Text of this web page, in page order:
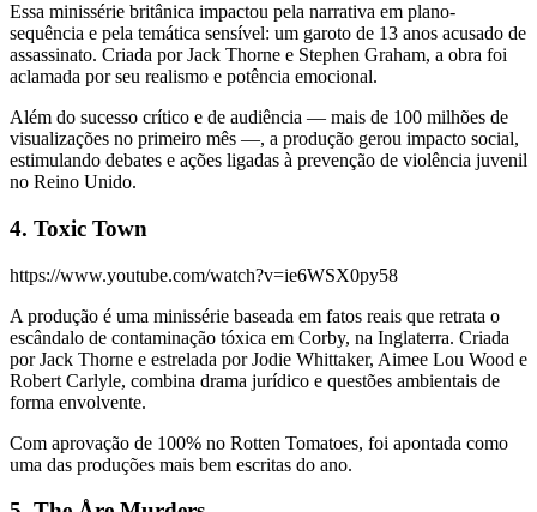
Essa minissérie britânica impactou pela narrativa em plano-
sequência e pela temática sensível: um garoto de 13 anos acusado de
assassinato. Criada por Jack Thorne e Stephen Graham, a obra foi
aclamada por seu realismo e potência emocional.
Além do sucesso crítico e de audiência — mais de 100 milhões de
visualizações no primeiro mês —, a produção gerou impacto social,
estimulando debates e ações ligadas à prevenção de violência juvenil
no Reino Unido.
4. Toxic Town
https://www.youtube.com/watch?v=ie6WSX0py58
A produção é uma minissérie baseada em fatos reais que retrata o
escândalo de contaminação tóxica em Corby, na Inglaterra. Criada
por Jack Thorne e estrelada por Jodie Whittaker, Aimee Lou Wood e
Robert Carlyle, combina drama jurídico e questões ambientais de
forma envolvente.
Com aprovação de 100% no Rotten Tomatoes, foi apontada como
uma das produções mais bem escritas do ano.